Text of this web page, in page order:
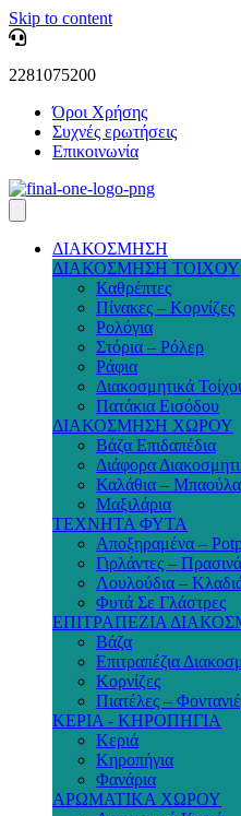
Skip to content
2281075200
Όροι Χρήσης
Συχνές ερωτήσεις
Επικοινωνία
ΔΙΑΚΟΣΜΗΣΗ
ΔΙΑΚΟΣΜΗΣΗ ΤΟΙΧΟΥ
Καθρέπτες
Πίνακες – Κορνίζες
Ρολόγια
Στόρια – Ρόλερ
Ράφια
Διακοσμητικά
Πατάκια Εισόδου
ΔΙΑΚΟΣΜΗΣΗ ΧΩΡΟΥ
Βάζα Επιδαπέδια
Διάφορα
Καλάθια – Μπαούλα
Μαξιλάρια
ΤΕΧΝΗΤΑ ΦΥΤΑ
Αποξηραμένα –
Γιρλάντες –
Λουλούδια –
Φυτά Σε Γλάστρες
ΕΠΙΤΡΑΠΕΖΙΑ
Βάζα
Επιτραπέζια
Κορνίζες
Πιατέλες –
ΚΕΡΙΑ - ΚΗΡΟΠΗΓΙΑ
Κεριά
Κηροπήγια
Φανάρια
ΑΡΩΜΑΤΙΚΑ ΧΩΡΟΥ